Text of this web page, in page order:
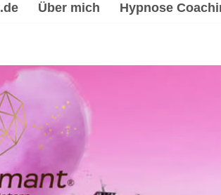
Über mich Hypnose
Psychologische Beratung,
Coach & psychologische
Coaching für Rottenacker. Ich freue